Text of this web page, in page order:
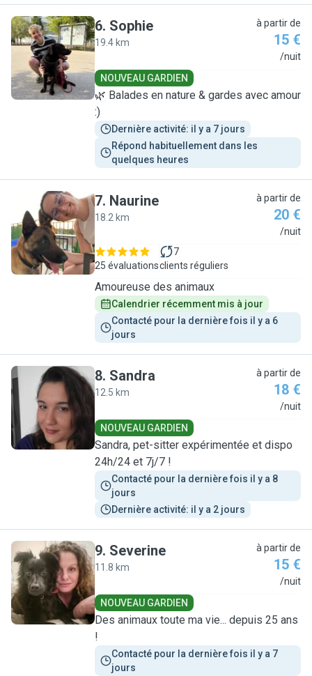
S
6. Sophie
19.4 km
à partir de
15 €
/nuit
NOUVEAU GARDIEN
🌿 Balades en nature & gardes avec amour
:)
Dernière activité: il y a 7 jours
Répond habituellement dans les
quelques heures
N
7. Naurine
18.2 km
à partir de
20 €
/nuit
25 évaluations
7
clients réguliers
Amoureuse des animaux
Calendrier récemment mis à jour
Contacté pour la dernière fois il y a 6
jours
S
8. Sandra
12.5 km
à partir de
18 €
/nuit
NOUVEAU GARDIEN
Sandra, pet-sitter expérimentée et dispo
24h/24 et 7j/7 !
Contacté pour la dernière fois il y a 8
jours
Dernière activité: il y a 2 jours
S
9. Severine
11.8 km
à partir de
15 €
/nuit
NOUVEAU GARDIEN
Des animaux toute ma vie... depuis 25 ans
!
Contacté pour la dernière fois il y a 7
jours